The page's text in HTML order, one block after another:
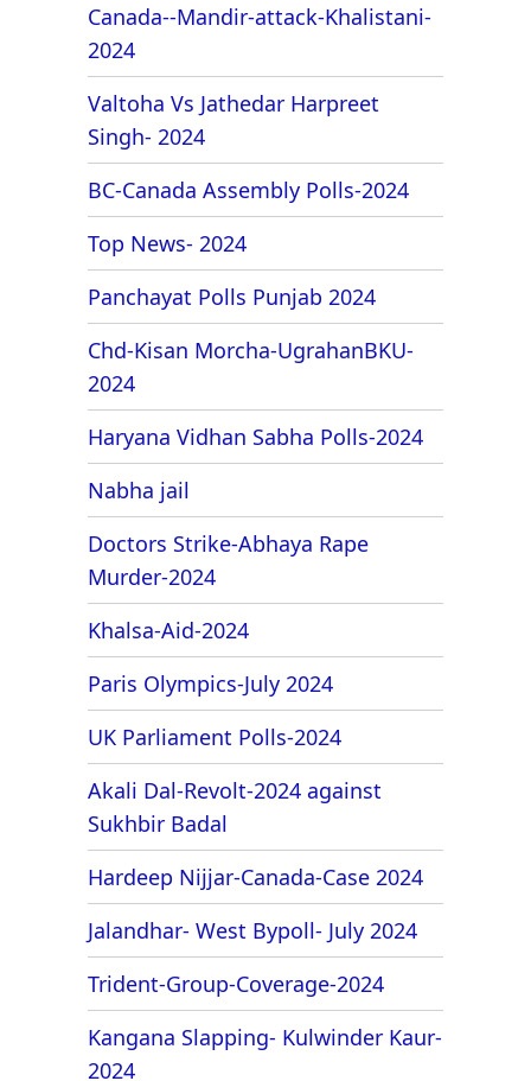
Canada--Mandir-attack-Khalistani-
2024
Valtoha Vs Jathedar Harpreet
Singh- 2024
BC-Canada Assembly Polls-2024
Top News- 2024
Panchayat Polls Punjab 2024
Chd-Kisan Morcha-UgrahanBKU-
2024
Haryana Vidhan Sabha Polls-2024
Nabha jail
Doctors Strike-Abhaya Rape
Murder-2024
Khalsa-Aid-2024
Paris Olympics-July 2024
UK Parliament Polls-2024
Akali Dal-Revolt-2024 against
Sukhbir Badal
Hardeep Nijjar-Canada-Case 2024
Jalandhar- West Bypoll- July 2024
Trident-Group-Coverage-2024
Kangana Slapping- Kulwinder Kaur-
2024